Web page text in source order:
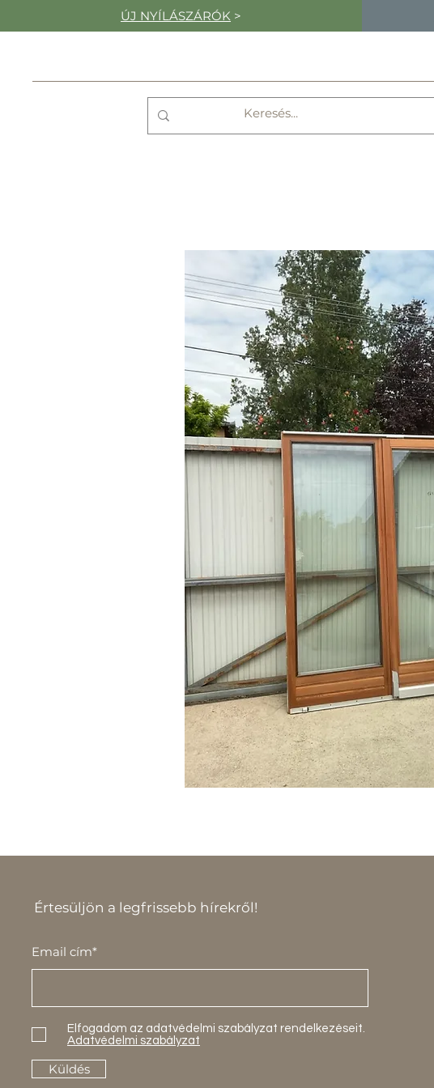
ÚJ NYÍLÁSZÁRÓK >
Értesüljön a legfrissebb hírekről!
Email cím*
Elfogadom az adatvédelmi szabályzat rendelkezéseit.
Adatvédelmi szabályzat
Küldés